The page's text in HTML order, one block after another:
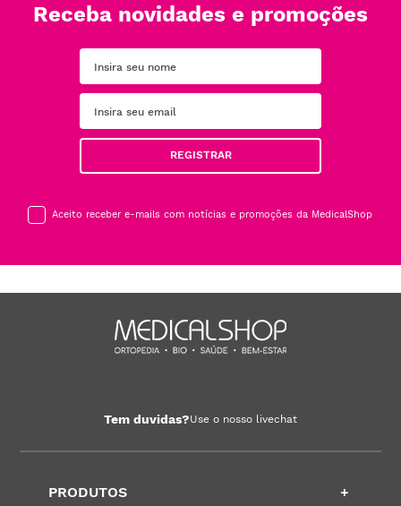
Receba novidades e promoções
REGISTRAR
Aceito receber e-mails com notícias e promoções da MedicalShop
Tem duvidas?Use o nosso livechat
PRODUTOS +